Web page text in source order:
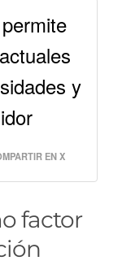
y
EN X
factor